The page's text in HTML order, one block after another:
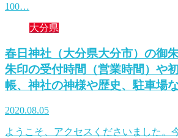
100…
大分県
春日神社（大分県大分市）の御
朱印の受付時間（営業時間）や
帳、神社の神様や歴史、駐車場な
2020.08.05
ようこそ、アクセスくださいました。